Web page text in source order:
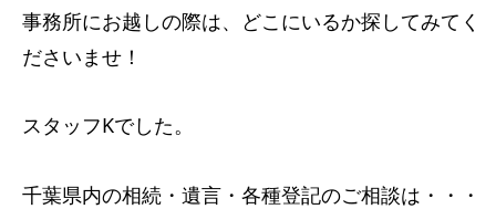
事務所にお越しの際は、どこにいるか探してみてく
ださいませ！
スタッフKでした。
千葉県内の相続・遺言・各種登記のご相談は・・・